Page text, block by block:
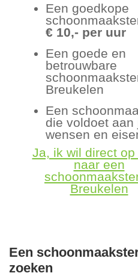
Een goedkope
€ 10,- per uur
Een goede en
betrouwbare
Breukelen
Een
die voldoet aan
wensen en
Ja, ik wil direct op
naar een
Breukelen
Een
zoeken